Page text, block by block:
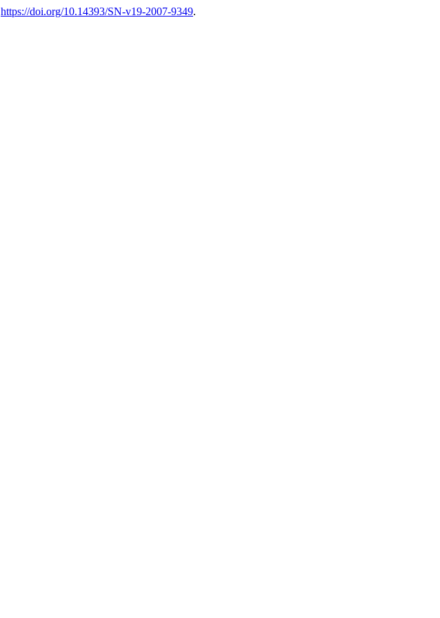
https://doi.org/10.14393/SN-v19-2007-9349.